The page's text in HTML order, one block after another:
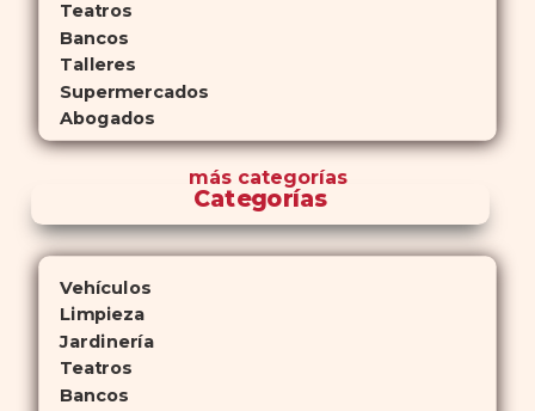
Teatros
Bancos
Talleres
Supermercados
Abogados
máscategorías
Categorías
Vehículos
Limpieza
Jardinería
Teatros
Bancos